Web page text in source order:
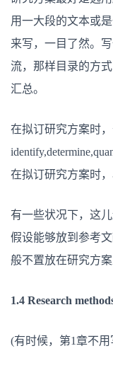
用一大段的文本或
来写，一目了然。
流，那样目录的方
汇总。
在拟订研究方案时
在拟订研究方案时
有一些状况下，这
假设能够放到参考
般不置放在研究方案
1.4 Research
(有时候，第1章不